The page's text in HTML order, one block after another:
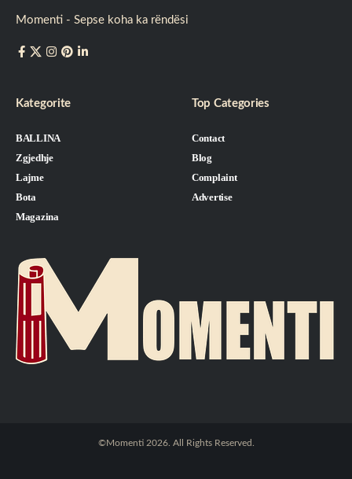
Momenti - Sepse koha ka rëndësi
Kategorite
BALLINA
Zgjedhje
Lajme
Bota
Magazina
Top Categories
Contact
Blog
Complaint
Advertise
©Momenti 2026. All Rights Reserved.